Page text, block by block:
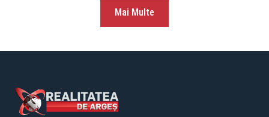
Mai Multe